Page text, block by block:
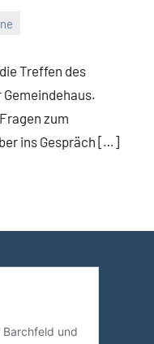
Treffen des
zum
ins Gespräch […]